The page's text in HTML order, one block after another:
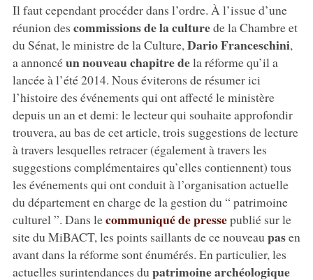
Il faut cependant procéder dans l’ordre. À l’issue d’une
réunion des commissions de la culturede la Chambre et
du Sénat, le ministre de la Culture, Dario Franceschini,
a annoncéun nouveau chapitre dela réforme qu’il a
lancée à l’été 2014. Nous éviterons de résumer ici
l’histoire des événements qui ont affecté le ministère
depuis un an et demi: le lecteur qui souhaite approfondir
trouvera, au bas de cet article, trois suggestions de lecture
à travers lesquelles retracer (également à travers les
suggestions complémentaires qu’elles contiennent) tous
les événements qui ont conduit à l’organisation actuelle
du département en charge de la gestion du “ patrimoine
culturel ”. Dans lecommuniqué de pressepublié sur le
site du MiBACT, les points saillants de ce nouveau pasen
avant dans la réforme sont énumérés. En particulier, les
actuelles surintendances du patrimoine archéologique